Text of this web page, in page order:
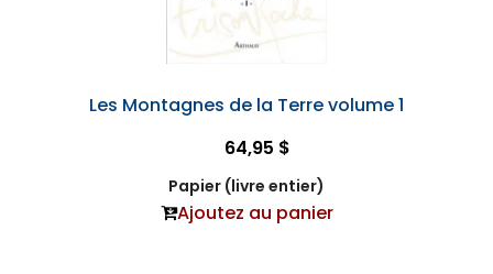
Les Montagnes de la Terre volume 1
64,95 $
Papier (livre entier)
Ajoutez au panier